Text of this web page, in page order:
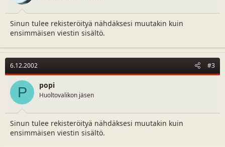
Sinun tulee rekisteröityä nähdäksesi muutakin kuin
ensimmäisen viestin sisältö.
6.12.2002 #3
P popi
Huoltovalikon jäsen
Sinun tulee rekisteröityä nähdäksesi muutakin kuin
ensimmäisen viestin sisältö.